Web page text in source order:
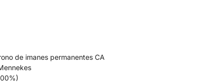
de imanes permanentes CA